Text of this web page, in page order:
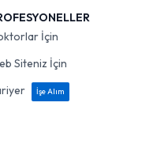
İçin
Siteniz İçin
İşe Alım